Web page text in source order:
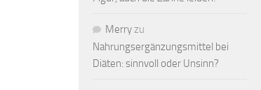
Merryzu
Nahrungsergänzungsmittel bei
Diäten: sinnvoll oder Unsinn?